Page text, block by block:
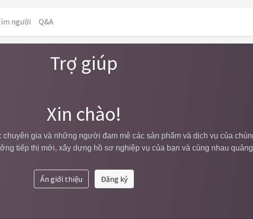
người Q&A
Trợ giúp
Xin chào!
chuyên gia và những người đam mê các sản phẩm và dịch vụ của
tiếp thị mới, xây dựng hồ sơ nghiệp vụ của bạn và cùng nhau
Ẩn giới thiệu Đăng ký